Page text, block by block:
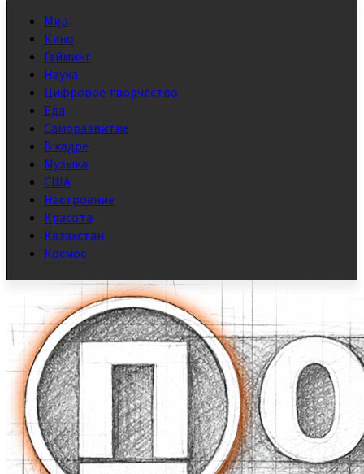
Мир
Кино
Гейминг
Наука
Цифровое творчество
Еда
Саморазвитие
В кадре
Музыка
США
Настроение
Красота
Казахстан
Космос